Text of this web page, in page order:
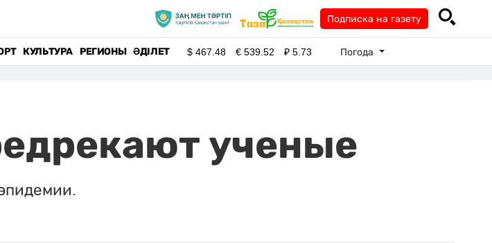
Подписка на газету
КУЛЬТУРА РЕГИОНЫ ӘДІЛЕТ $467.48 €539.52 ₽5.73 Погода
ученые